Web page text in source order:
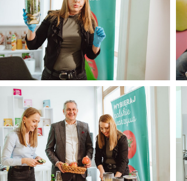
302 KB
CORE TEAM Konferencja luty 2025
(34).jpg
260 KB